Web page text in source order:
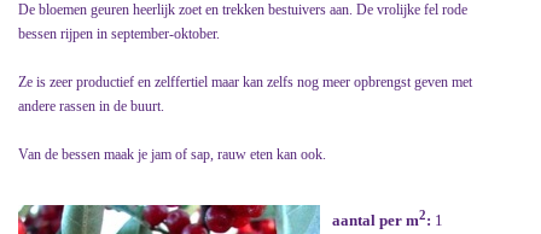
De bloemen geuren heerlijk zoet en trekken bestuivers aan. De vrolijke fel rode
bessen rijpen in september-oktober.
Ze is zeer productief en zelffertiel maar kan zelfs nog meer opbrengst geven met
andere rassen in de buurt.
Van de bessen maak je jam of sap, rauw eten kan ook.
aantal per m2: 1